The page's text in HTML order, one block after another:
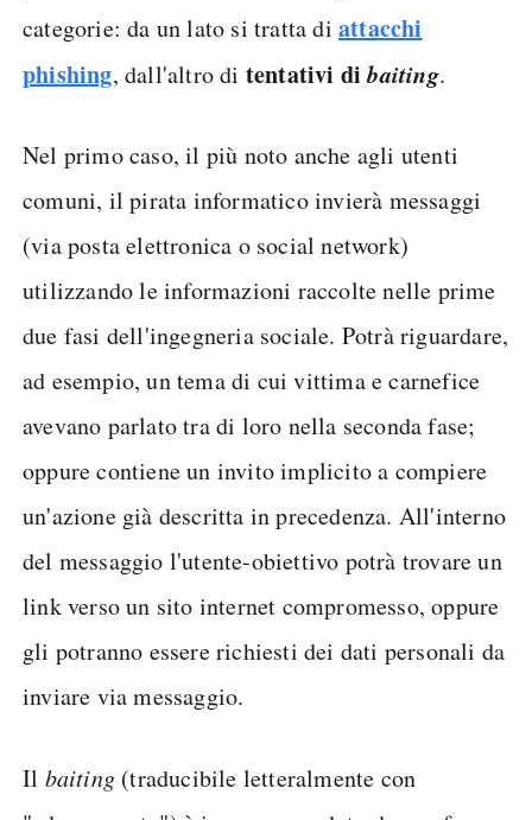
categorie: da un lato si tratta di attacchi
phishing, dall'altro di tentativi dibaiting.
Nel primo caso, il più noto anche agli utenti
comuni, il pirata informatico invierà messaggi
(via posta elettronica o social network)
utilizzando le informazioni raccolte nelle prime
due fasi dell'ingegneria sociale. Potrà riguardare,
ad esempio, un tema di cui vittima e carnefice
avevano parlato tra di loro nella seconda fase;
oppure contiene un invito implicito a compiere
un'azione già descritta in precedenza. All'interno
del messaggio l'utente-obiettivo potrà trovare un
link verso un sito internet compromesso, oppure
gli potranno essere richiesti dei dati personali da
inviare via messaggio.
Il baiting (traducibile letteralmente con